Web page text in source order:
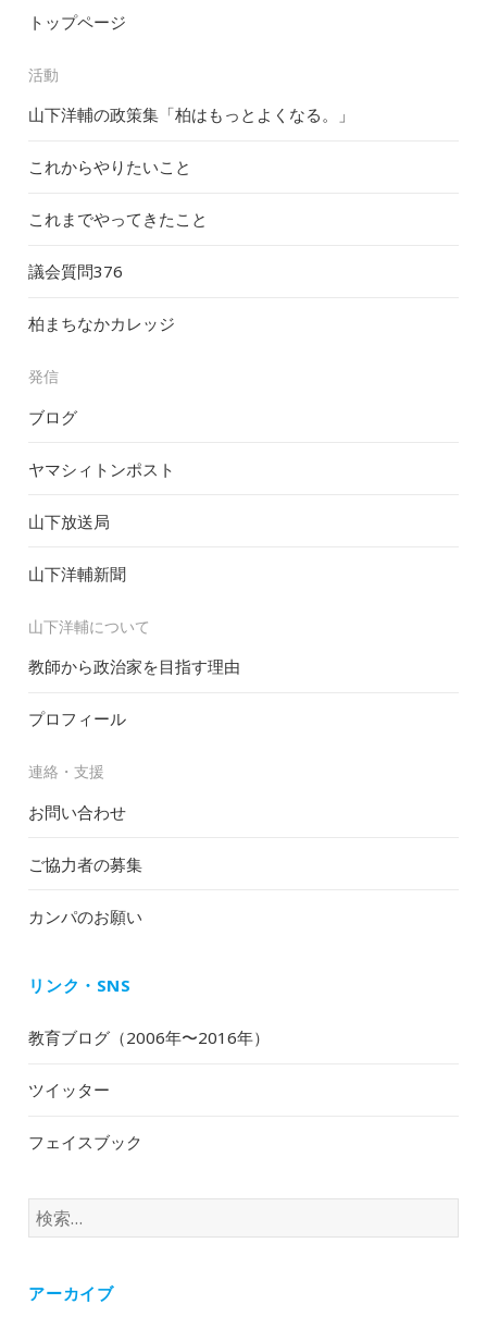
トップページ
活動
山下洋輔の政策集「柏はもっとよくなる。」
これからやりたいこと
これまでやってきたこと
議会質問376
柏まちなかカレッジ
発信
ブログ
ヤマシィトンポスト
山下放送局
山下洋輔新聞
山下洋輔について
教師から政治家を目指す理由
プロフィール
連絡・支援
お問い合わせ
ご協力者の募集
カンパのお願い
リンク・SNS
教育ブログ（2006年〜2016年）
ツイッター
フェイスブック
検
索:
アーカイブ